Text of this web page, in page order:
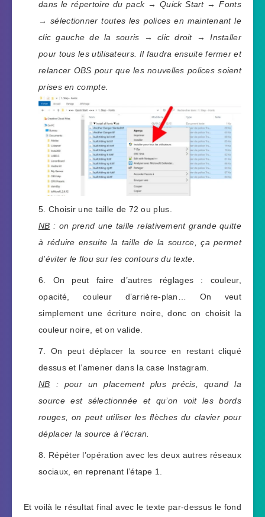
dans le répertoire du pack → Quick Start → Fonts
→ sélectionner toutes les polices en maintenant le
clic gauche de la souris → clic droit → Installer
pour tous les utilisateurs. Il faudra ensuite fermer et
relancer OBS pour que les nouvelles polices soient
prises en compte.
Choisir une taille de 72 ou plus.
NB : on prend une taille relativement grande quitte
à réduire ensuite la taille de la source, ça permet
d’éviter le flou sur les contours du texte.
On peut faire d’autres réglages : couleur,
opacité, couleur d’arrière-plan… On veut
simplement une écriture noire, donc on choisit la
couleur noire, et on valide.
On peut déplacer la source en restant cliqué
dessus et l’amener dans la case Instagram.
NB : pour un placement plus précis, quand la
source est sélectionnée et qu’on voit les bords
rouges, on peut utiliser les flèches du clavier pour
déplacer la source à l’écran.
Répéter l’opération avec les deux autres réseaux
sociaux, en reprenant l’étape 1.
Et voilà le résultat final avec le texte par-dessus le fond